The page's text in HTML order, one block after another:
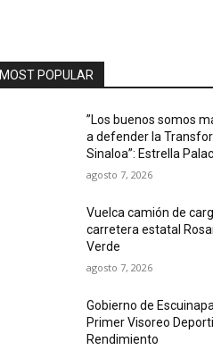
MOST POPULAR
”Los buenos somos
a defender la
Sinaloa”: Estrella
agosto 7, 2026
Vuelca camión de
carretera estatal
Verde
agosto 7, 2026
Gobierno de
Primer Visoreo
Rendimiento